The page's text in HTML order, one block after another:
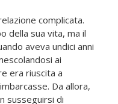
complicata.
della sua vita, ma il
aveva undici anni
ai
era riuscita a
Da allora,
susseguirsi di